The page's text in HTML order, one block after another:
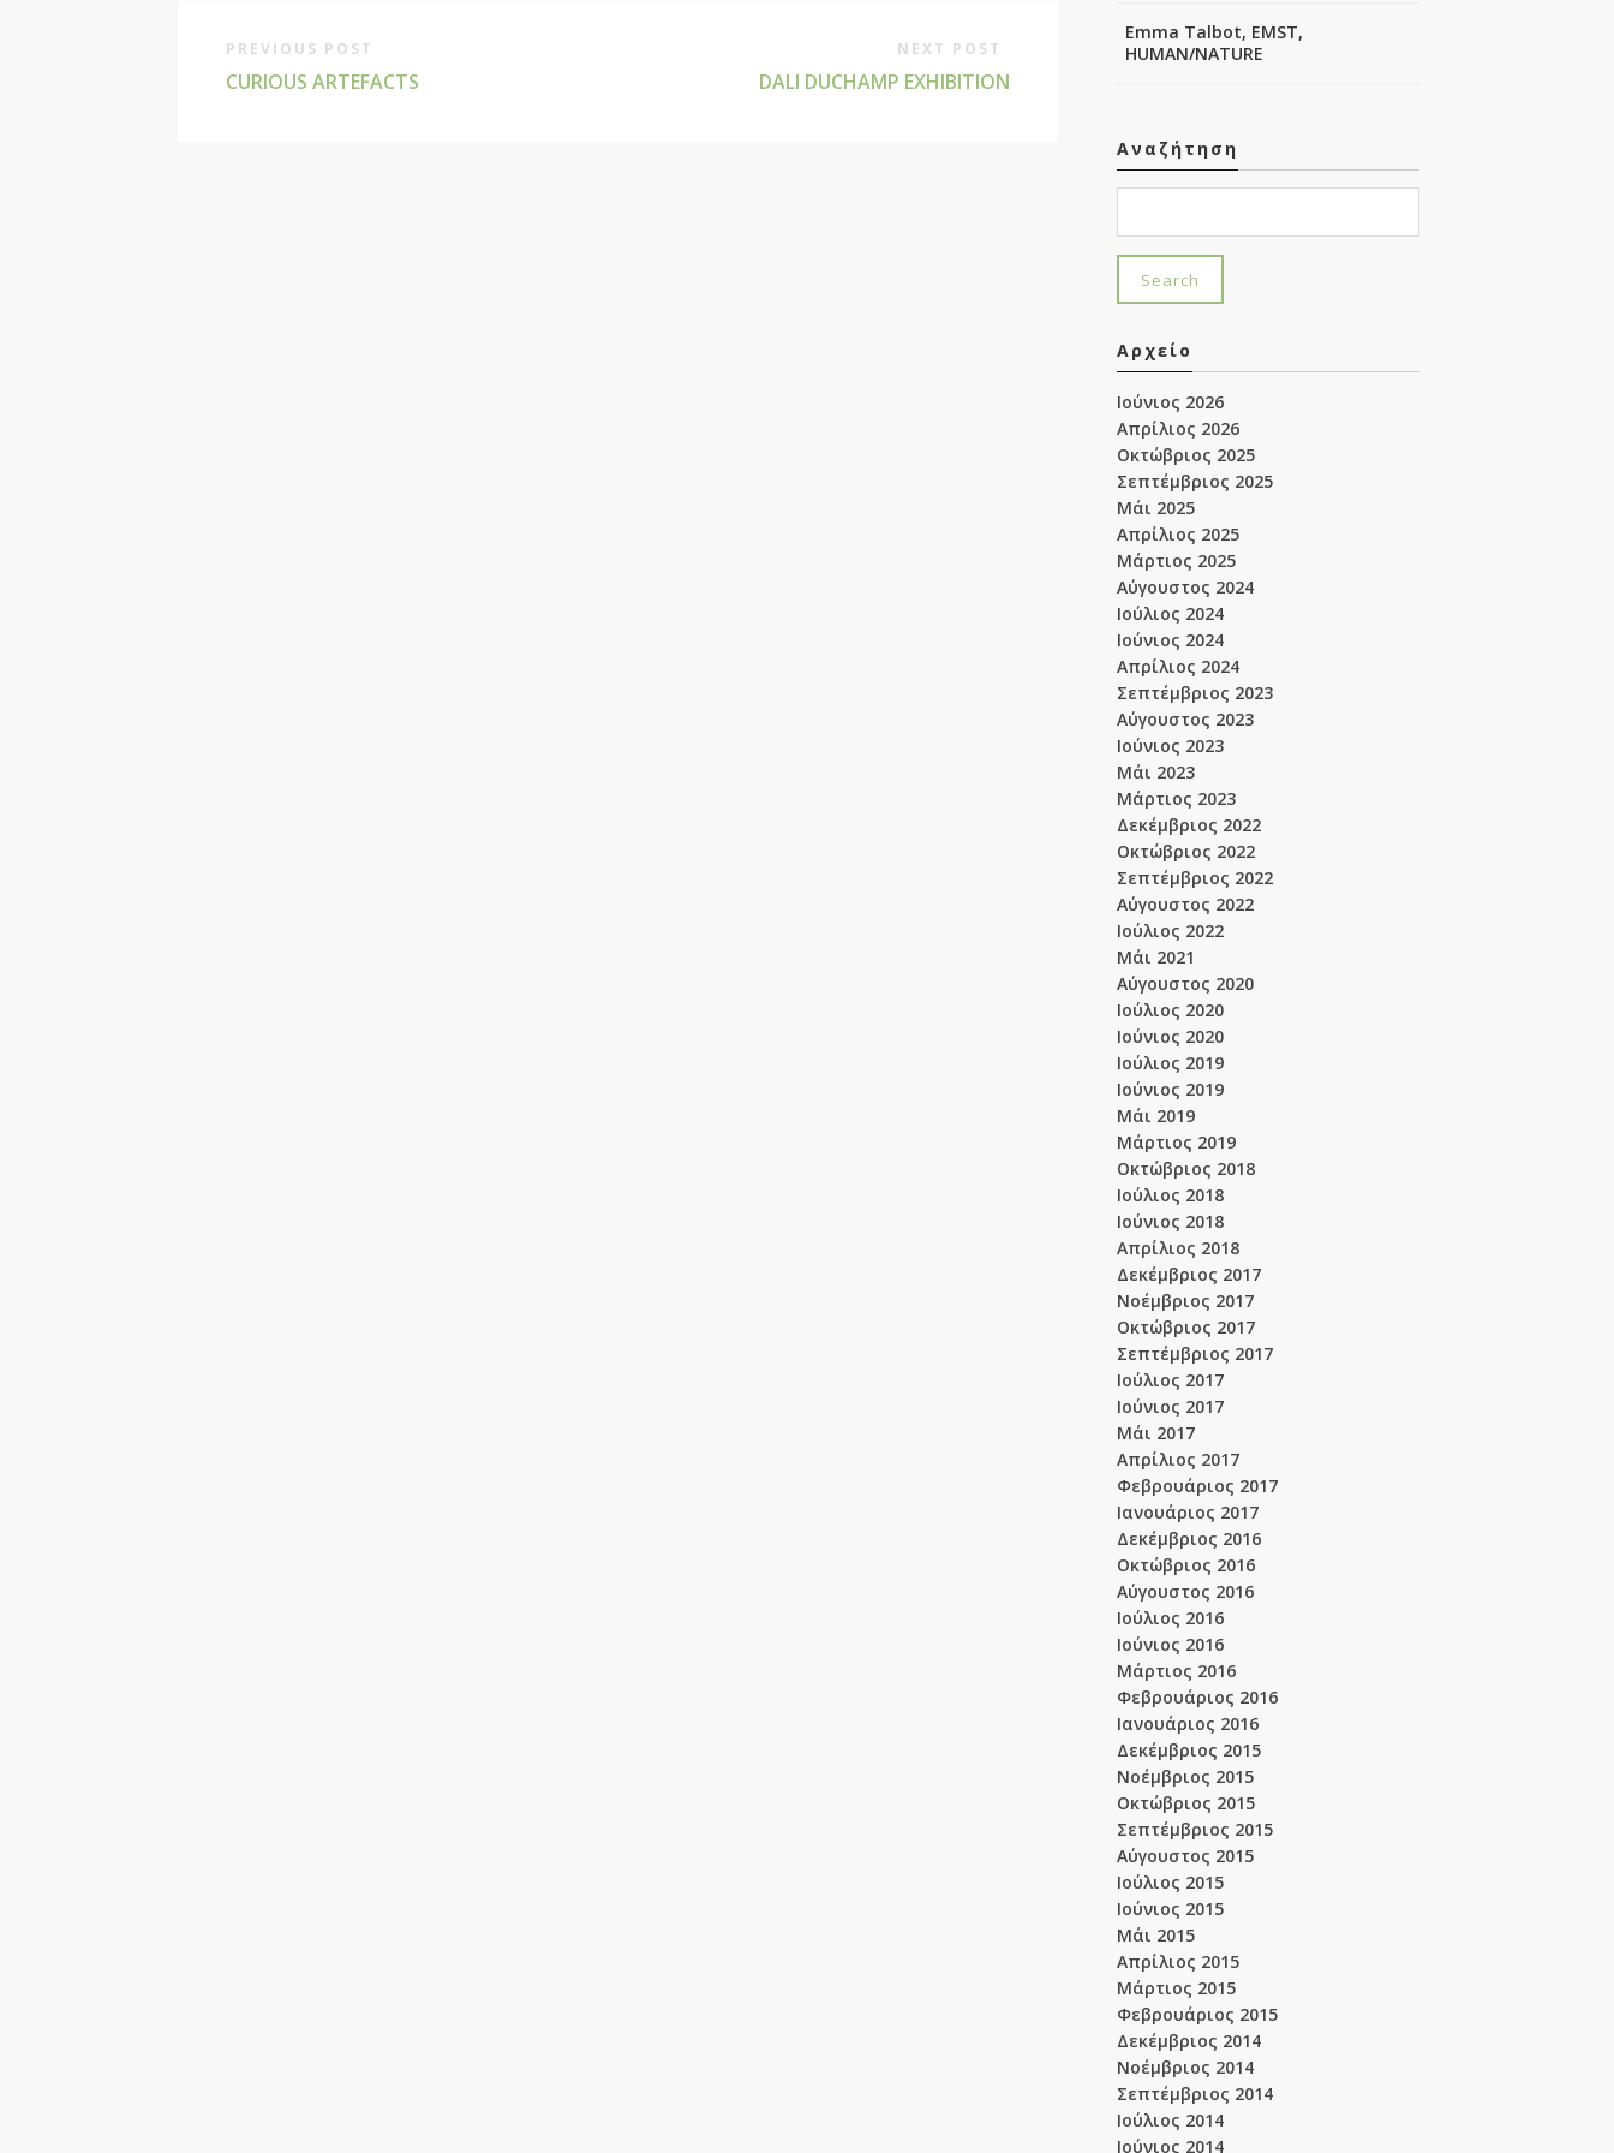
PREVIOUS POST
CURIOUS ARTEFACTS
NEXT POST
DALI DUCHAMP EXHIBITION
Emma Talbot, EMST,
HUMAN/NATURE
Αναζήτηση
Αρχείο
Ιούνιος 2026
Απρίλιος 2026
Οκτώβριος 2025
Σεπτέμβριος 2025
Μάι 2025
Απρίλιος 2025
Μάρτιος 2025
Αύγουστος 2024
Ιούλιος 2024
Ιούνιος 2024
Απρίλιος 2024
Σεπτέμβριος 2023
Αύγουστος 2023
Ιούνιος 2023
Μάι 2023
Μάρτιος 2023
Δεκέμβριος 2022
Οκτώβριος 2022
Σεπτέμβριος 2022
Αύγουστος 2022
Ιούλιος 2022
Μάι 2021
Αύγουστος 2020
Ιούλιος 2020
Ιούνιος 2020
Ιούλιος 2019
Ιούνιος 2019
Μάι 2019
Μάρτιος 2019
Οκτώβριος 2018
Ιούλιος 2018
Ιούνιος 2018
Απρίλιος 2018
Δεκέμβριος 2017
Νοέμβριος 2017
Οκτώβριος 2017
Σεπτέμβριος 2017
Ιούλιος 2017
Ιούνιος 2017
Μάι 2017
Απρίλιος 2017
Φεβρουάριος 2017
Ιανουάριος 2017
Δεκέμβριος 2016
Οκτώβριος 2016
Αύγουστος 2016
Ιούλιος 2016
Ιούνιος 2016
Μάρτιος 2016
Φεβρουάριος 2016
Ιανουάριος 2016
Δεκέμβριος 2015
Νοέμβριος 2015
Οκτώβριος 2015
Σεπτέμβριος 2015
Αύγουστος 2015
Ιούλιος 2015
Ιούνιος 2015
Μάι 2015
Απρίλιος 2015
Μάρτιος 2015
Φεβρουάριος 2015
Δεκέμβριος 2014
Νοέμβριος 2014
Σεπτέμβριος 2014
Ιούλιος 2014
Ιούνιος 2014